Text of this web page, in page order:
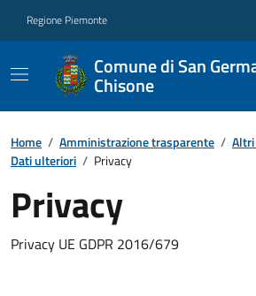
Regione Piemonte
Comune di San
Chisone
Home / Amministrazione trasparente /
Dati ulteriori / Privacy
Privacy
Privacy UE GDPR 2016/679